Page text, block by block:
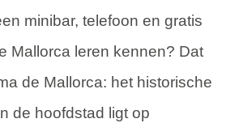
minibar, telefoon en gratis
Mallorca leren kennen? Dat
de Mallorca: het historische
de hoofdstad ligt op